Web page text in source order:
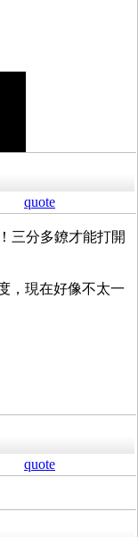
quote
三分多鐐才能打開
，現在好像不太一
quote